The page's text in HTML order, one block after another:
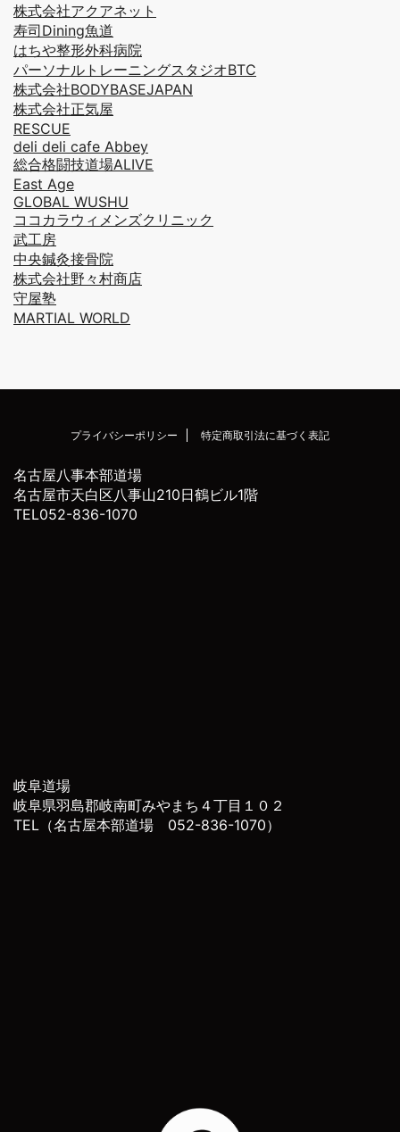
株式会社アクアネット
寿司Dining魚道
はちや整形外科病院
パーソナルトレーニングスタジオBTC
株式会社BODYBASEJAPAN
株式会社正気屋
RESCUE
deli deli cafe Abbey
総合格闘技道場ALIVE
East Age
GLOBAL WUSHU
ココカラウィメンズクリニック
武工房
中央鍼灸接骨院
株式会社野々村商店
守屋塾
MARTIAL WORLD
プライバシーポリシー 特定商取引法に基づく表記
名古屋八事本部道場
名古屋市天白区八事山210日鶴ビル1階
TEL052-836-1070
岐阜道場
岐阜県羽島郡岐南町みやまち４丁目１０２
TEL（名古屋本部道場 052-836-1070）